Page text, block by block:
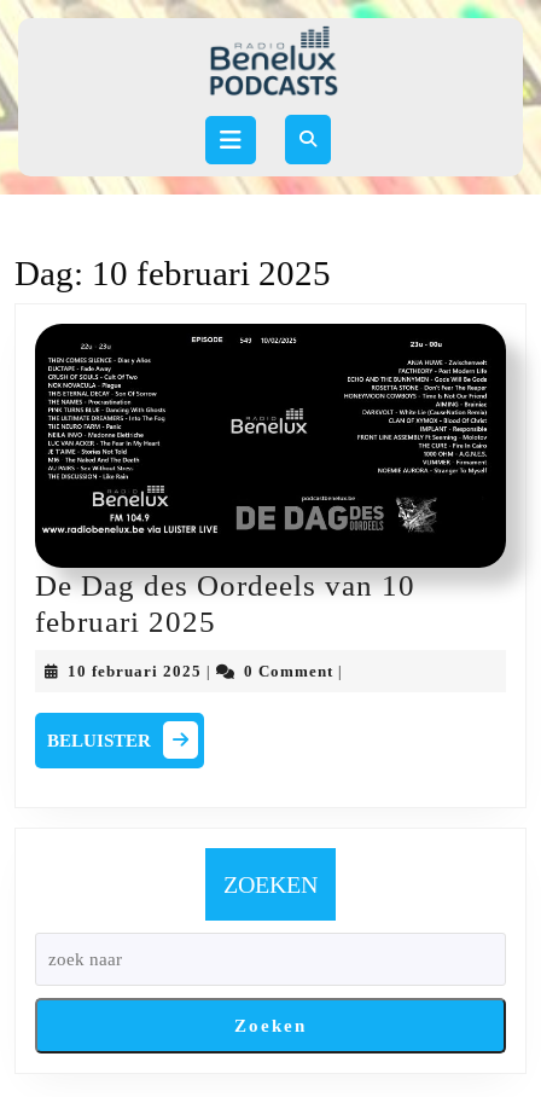
Skip
to
Open
Dag: 10 februari 2025
De Dag des Oordeels van 10
februari 2025
Dag
2025
10 februari 2025 10
2025
0 Comment
BELUISTER
ZOEKEN
Zoeken